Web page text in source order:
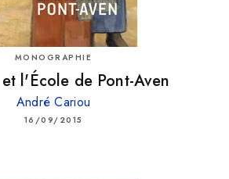
MONOGRAPHIE
l'École de Pont-Aven
André Cariou
16/09/2015